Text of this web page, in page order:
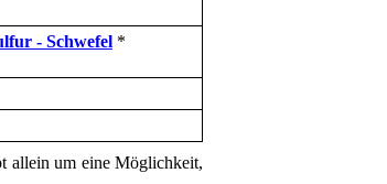
- Schwefel *
allein um eine Möglichkeit,